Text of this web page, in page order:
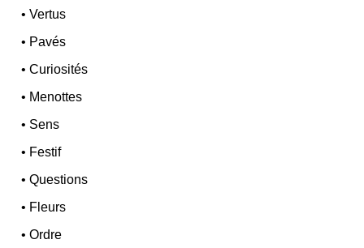
•Vertus
• Pavés
•Curiosités
• Menottes
• Sens
• Festif
•Questions
• Fleurs
•Ordre